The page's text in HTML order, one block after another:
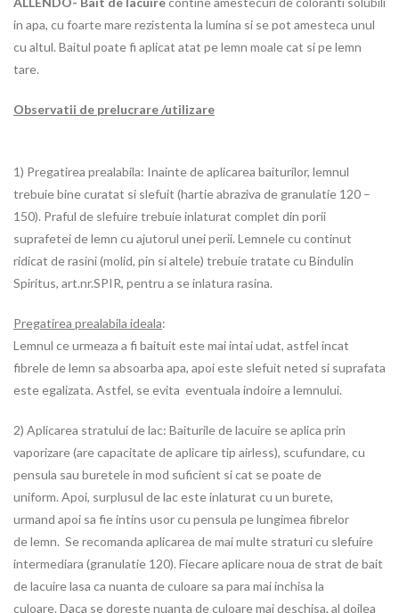
in apa, cu foarte mare rezistenta la lumina si se pot amesteca unul
cu altul. Baitul poate fi aplicat atat pe lemn moale cat si pe lemn
tare.
Observatii de prelucrare /utilizare
1) Pregatirea prealabila: Inainte de aplicarea baiturilor, lemnul
trebuie bine curatat si slefuit (hartie abraziva de granulatie 120 –
150). Praful de slefuire trebuie inlaturat complet din porii
suprafetei de lemn cu ajutorul unei perii. Lemnele cu continut
ridicat de rasini (molid, pin si altele) trebuie tratate cu Bindulin
Spiritus, art.nr.SPIR, pentru a se inlatura rasina.
Pregatirea prealabila ideala:
Lemnul ce urmeaza a fi baituit este mai intai udat, astfel incat
fibrele de lemn sa absoarba apa, apoi este slefuit neted si suprafata
este egalizata. Astfel, se evita eventuala indoire a lemnului.
2) Aplicarea stratului de lac: Baiturile de lacuire se aplica prin
vaporizare (are capacitate de aplicare tip airless), scufundare, cu
pensula sau buretele in mod suficient si cat se poate de
uniform. Apoi, surplusul de lac este inlaturat cu un burete,
urmand apoi sa fie intins usor cu pensula pe lungimea fibrelor
de lemn. Se recomanda aplicarea de mai multe straturi cu slefuire
intermediara (granulatie 120). Fiecare aplicare noua de strat de bait
de lacuire lasa ca nuanta de culoare sa para mai inchisa la
culoare. Daca se doreste nuanta de culoare mai deschisa, al doilea